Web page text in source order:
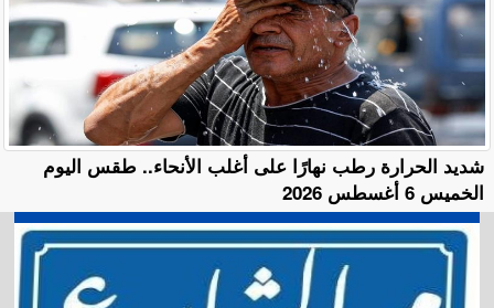
​شديد الحرارة رطب نهارًا على أغلب الأنحاء.. طقس اليوم
الخميس 6 أغسطس 2026